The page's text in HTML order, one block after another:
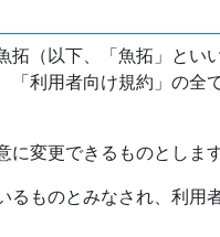
拓（以下、「魚拓」とい
利用者向け規約」の全
変更できるものとします
ものとみなされ、利用